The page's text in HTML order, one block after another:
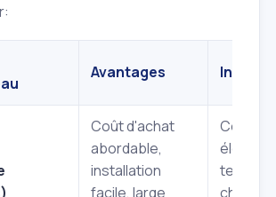
Avantages
Coût d'achat
abordable,
installation
facile, large
temps
chauffe,